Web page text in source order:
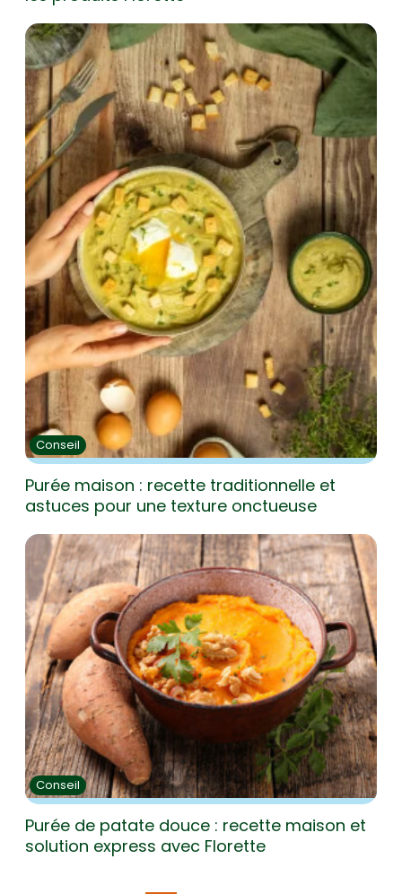
Conseil
Purée maison : recette traditionnelle et
astuces pour une texture onctueuse
Conseil
Purée de patate douce : recette maison et
solution express avec Florette